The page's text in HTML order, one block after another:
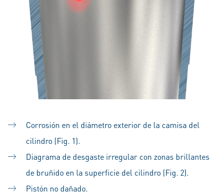
Corrosión en el diámetro exterior de la camisa del
cilindro (Fig. 1).
Diagrama de desgaste irregular con zonas brillantes
de bruñido en la superficie del cilindro (Fig. 2).
Pistón no dañado.